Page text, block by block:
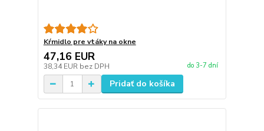
Kŕmidlo pre vtáky na okne
47,16 EUR
38,34 EUR bez DPH do 3-7 dní
Pridať do košíka